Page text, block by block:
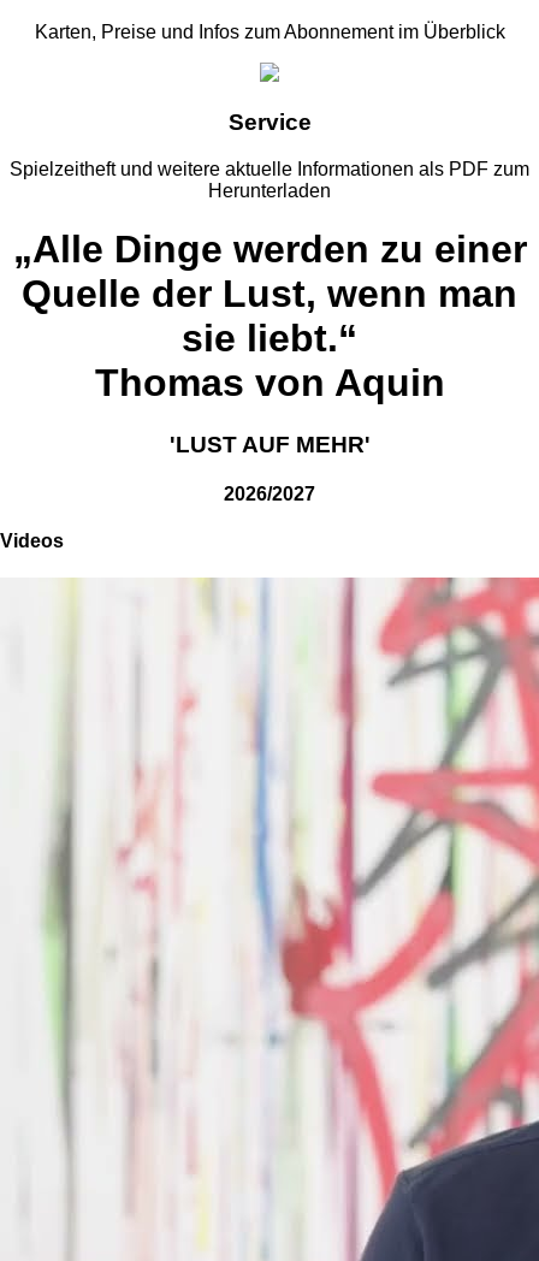
Karten, Preise und Infos zum Abonnement im Überblick
Service
Spielzeitheft und weitere aktuelle Informationen als PDF zum
Herunterladen
„Alle Dinge werden zu einer
Quelle der Lust, wenn man
sie liebt.“
Thomas von Aquin
'LUST AUF MEHR'
2026/2027
Videos